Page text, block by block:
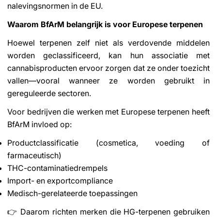
nalevingsnormen in de EU.
Waarom BfArM belangrijk is voor Europese terpenen
Hoewel terpenen zelf niet als verdovende middelen
worden geclassificeerd, kan hun associatie met
cannabisproducten ervoor zorgen dat ze onder toezicht
vallen—vooral wanneer ze worden gebruikt in
gereguleerde sectoren.
Voor bedrijven die werken met Europese terpenen heeft
BfArM invloed op:
Productclassificatie (cosmetica, voeding of
farmaceutisch)
THC-contaminatiedrempels
Import- en exportcompliance
Medisch-gerelateerde toepassingen
👉 Daarom richten merken die HG-terpenen gebruiken